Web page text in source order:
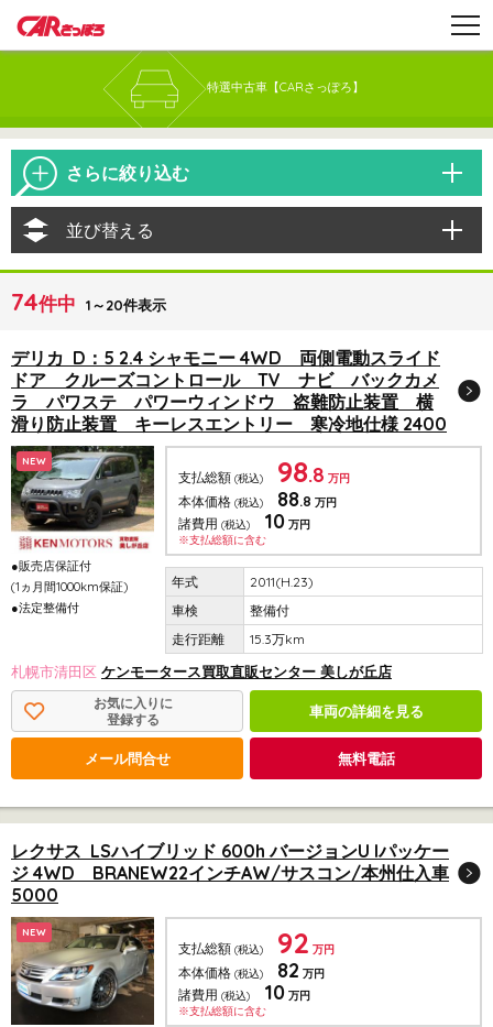
特選中古車【CARさっぽろ】
さらに絞り込む
並び替える
74件中 1～20件表示
デリカ D：5 2.4 シャモニー 4WD 両側電動スライド
ドア クルーズコントロール TV ナビ バックカメ
ラ パワステ パワーウィンドウ 盗難防止装置 横
滑り防止装置 キーレスエントリー 寒冷地仕様 2400
NEW
●販売店保証付
(1ヵ月間1000km保証)
●法定整備付
支払総額 (税込) 98.8 万円
本体価格 (税込) 88.8 万円
諸費用 (税込) 10 万円
※支払総額に含む
2011(H.23)
整備付
15.3万km
札幌市清田区 ケンモータース買取直販センター 美しが丘店
お気に入りに
登録する
車両の詳細を見る
メール問合せ 無料電話
レクサス LSハイブリッド 600h バージョンU Iパッケー
ジ 4WD BRANEW22インチAW/サスコン/本州仕入車
5000
NEW
支払総額 (税込) 92 万円
本体価格 (税込) 82 万円
諸費用 (税込) 10 万円
※支払総額に含む